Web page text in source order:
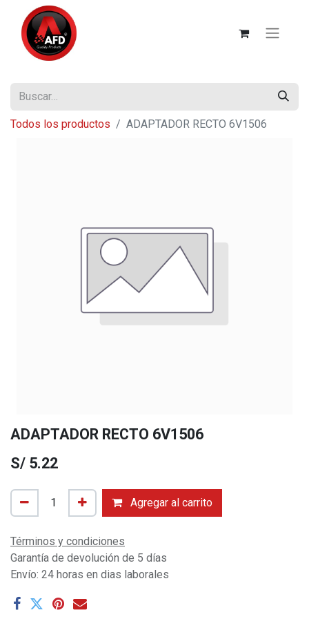
Todos los productos ADAPTADOR RECTO 6V1506
ADAPTADOR RECTO 6V1506
S/ 5.22
Agregar al carrito
Términos y condiciones
Garantía de devolución de 5 días
Envío: 24 horas en dias laborales